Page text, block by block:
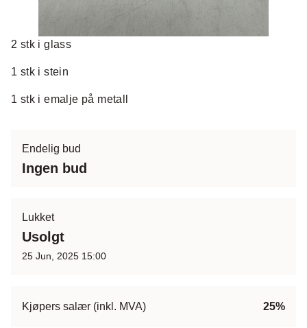
2 stk i glass
1 stk i stein
1 stk i emalje på metall
Endelig bud
Ingen bud
Lukket
Usolgt
25 Jun, 2025 15:00
Kjøpers salær (inkl. MVA) 25%